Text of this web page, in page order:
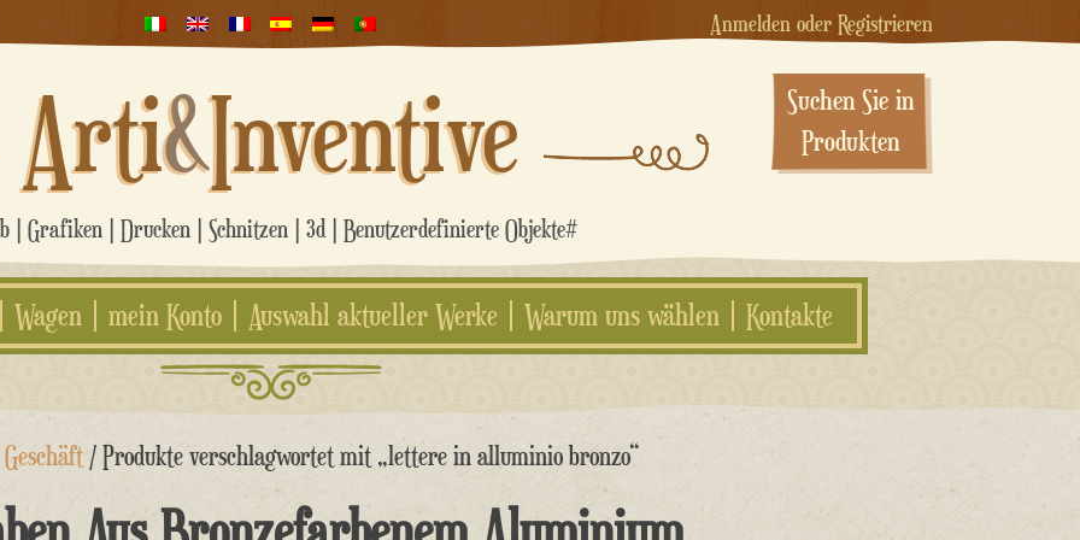
Anmelden oder Registrieren
Arti&Inventive
| Grafiken | Drucken | Schnitzen | 3d | Benutzerdefinierte Objekte#
Suchen Sie in
Produkten
Wagen mein Konto Auswahl aktueller Werke Warum uns wählen Kontakte
Geschäft / Produkte verschlagwortet mit „lettere in alluminio bronzo“